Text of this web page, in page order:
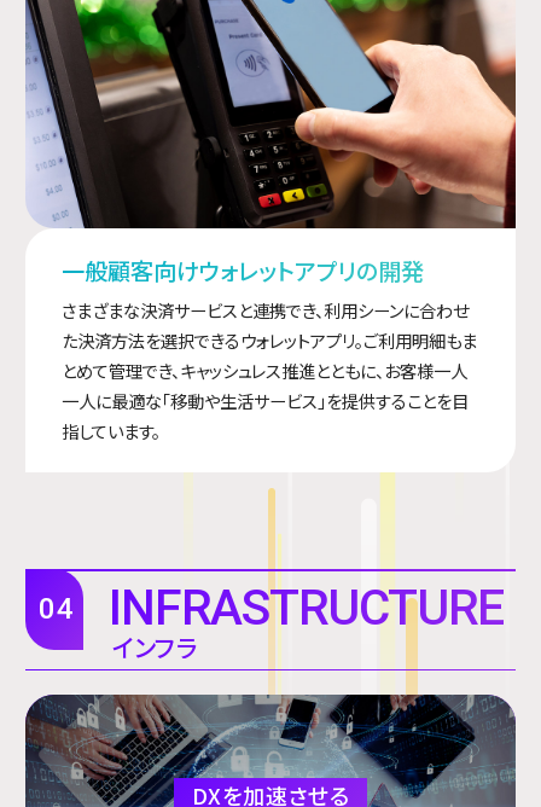
一般顧客向けウォレットアプリの開発
さまざまな決済サービスと連携でき、利用シーンに合わせ
た決済方法を選択できるウォレットアプリ。ご利用明細もま
とめて管理でき、キャッシュレス推進とともに、お客様一人
一人に最適な「移動や生活サービス」を提供することを目
指しています。
INFRASTRUCTURE
インフラ
04
DXを加速させる